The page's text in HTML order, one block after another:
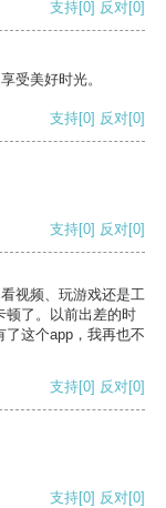
支持[0] 反对[0]
受美好时光。
支持[0] 反对[0]
支持[0] 反对[0]
视频、玩游戏还是工
顿了。以前出差的时
这个app，我再也不
支持[0] 反对[0]
支持[0] 反对[0]